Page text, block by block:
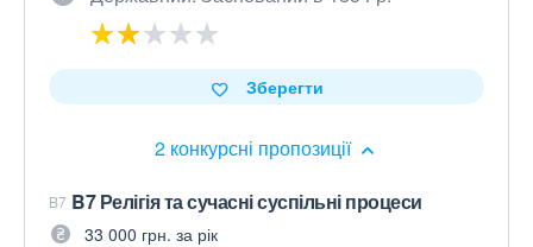
2 конкурсні пропозиції
Зберегти
B7 B7 Релігія та сучасні суспільні процеси
33 000 грн. за рік